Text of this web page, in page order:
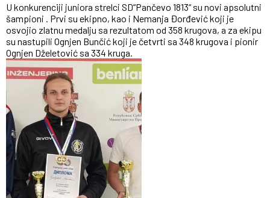
U konkurenciji juniora strelci SD“Pančevo 1813“ su novi apsolutni
šampioni . Prvi su ekipno, kao i Nemanja Đorđević koji je
osvojio zlatnu medalju sa rezultatom od 358 krugova, a za ekipu
su nastupili Ognjen Bunčić koji je četvrti sa 348 krugova i pionir
Ognjen Dželetović sa 334 kruga.